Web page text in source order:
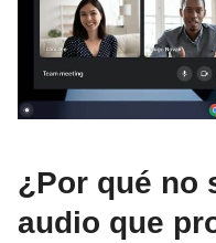
¿Por qué no
audio que